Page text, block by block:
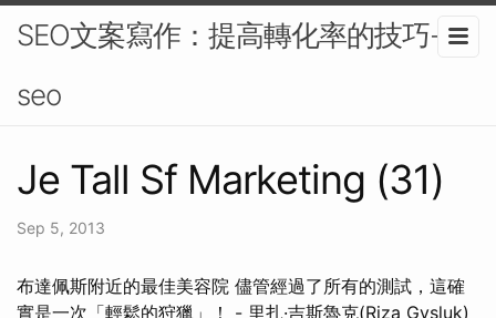
SEO文案寫作：提高轉化率的技巧-
seo
Je Tall Sf Marketing (31)
Sep 5, 2013
布達佩斯附近的最佳美容院 儘管經過了所有的測試，這確
實是一次「輕鬆的狩獵」！ - 里扎·吉斯魯克(Riza Gysluk)